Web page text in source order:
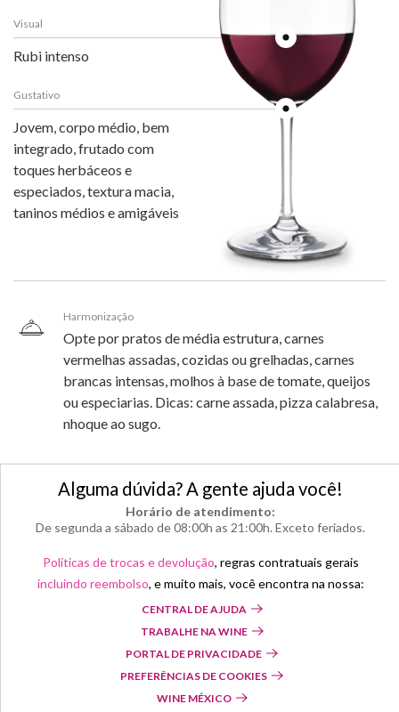
Visual
Rubi intenso
Gustativo
Jovem, corpo médio, bem
integrado, frutado com
toques herbáceos e
especiados, textura macia,
taninos médios e amigáveis
Harmonização
Opte por pratos de média estrutura, carnes
vermelhas assadas, cozidas ou grelhadas, carnes
brancas intensas, molhos à base de tomate, queijos
ou especiarias. Dicas: carne assada, pizza calabresa,
nhoque ao sugo.
Alguma dúvida? A gente ajuda você!
Horário de atendimento:
De segunda a sábado de 08:00h as 21:00h. Exceto feriados.
Políticas de trocas e devolução, regras contratuais gerais
incluindo reembolso, e muito mais, você encontra na nossa:
CENTRAL DE AJUDA
TRABALHE NA WINE
PORTAL DE PRIVACIDADE
PREFERÊNCIAS DE COOKIES
WINE MÉXICO